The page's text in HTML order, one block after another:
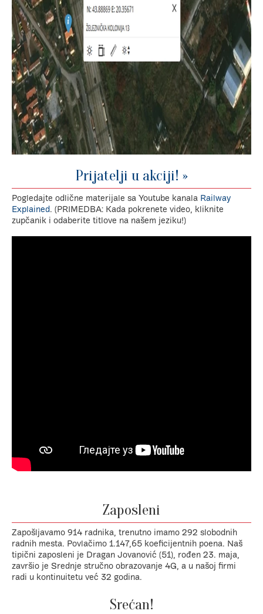
Prijatelji u akciji! »
Pogledajte odlične materijale sa Youtube kanala Railway
Explained. (PRIMEDBA: Kada pokrenete video, kliknite
zupčanik i odaberite titlove na našem jeziku!)
Zaposleni
Zapošljavamo 914 radnika, trenutno imamo 292 slobodnih
radnih mesta. Povlačimo 1.147,65 koeficijentnih poena. Naš
tipični zaposleni je Dragan Jovanović (51), rođen 23. maja,
završio je Srednje stručno obrazovanje 4G, a u našoj firmi
radi u kontinuitetu već 32 godina.
Srećan!